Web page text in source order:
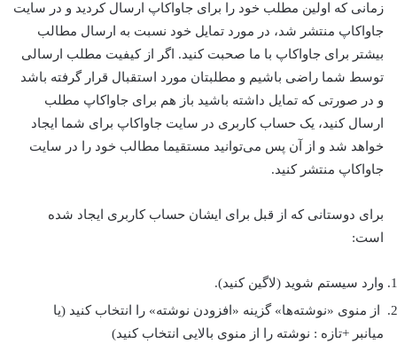
زمانی که اولین مطلب خود را برای جاواکاپ ارسال کردید و در سایت
جاواکاپ منتشر شد، در مورد تمایل خود نسبت به ارسال مطالب
بیشتر برای جاواکاپ با ما صحبت کنید. اگر از کیفیت مطلب ارسالی
توسط شما راضی باشیم و مطلبتان مورد استقبال قرار گرفته باشد
و در صورتی که تمایل داشته باشید باز هم برای جاواکاپ مطلب
ارسال کنید، یک حساب کاربری در سایت جاواکاپ برای شما ایجاد
خواهد شد و از آن پس می‌توانید مستقیما مطالب خود را در سایت
جاواکاپ منتشر کنید.
برای دوستانی که از قبل برای ایشان حساب کاربری ایجاد شده
است:
وارد سیستم شويد (لاگين کنيد).
از منوی «نوشته‌ها» گزینه «افزودن نوشته» را انتخاب کنيد (یا
میانبر +تازه : نوشته را از منوی بالایی انتخاب کنید)